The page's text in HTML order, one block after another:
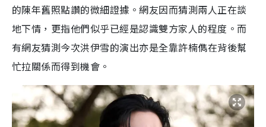
的陳年舊照點讚的微細證據。網友因而猜測兩人正在談
地下情，更指他們似乎已經是認識雙方家人的程度。而
有網友猜測今次洪伊雪的演出亦是全靠許楠儁在背後幫
忙拉關係而得到機會。